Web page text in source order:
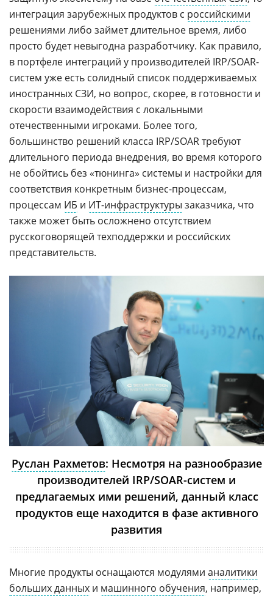
интеграция зарубежных продуктов с российскими
решениями либо займет длительное время, либо
просто будет невыгодна разработчику. Как правило,
в портфеле интеграций у производителей IRP/SOAR-
систем уже есть солидный список поддерживаемых
иностранных СЗИ, но вопрос, скорее, в готовности и
скорости взаимодействия с локальными
отечественными игроками. Более того,
большинство решений класса IRP/SOAR требуют
длительного периода внедрения, во время которого
не обойтись без «тюнинга» системы и настройки для
соответствия конкретным бизнес-процессам,
процессам ИБ и ИТ-инфраструктуры заказчика, что
также может быть осложнено отсутствием
русскоговорящей техподдержки и российских
представительств.
Руслан Рахметов: Несмотря на разнообразие
производителей IRP/SOAR-систем и
предлагаемых ими решений, данный класс
продуктов еще находится в фазе активного
развития
Многие продукты оснащаются модулями аналитики
больших данных и машинного обучения, например,